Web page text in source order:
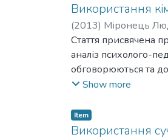
Використання
(2013) Міронець
Стаття присвячена
аналіз психолого-
обговорюються та
посібників з
Show more
Item
Використання